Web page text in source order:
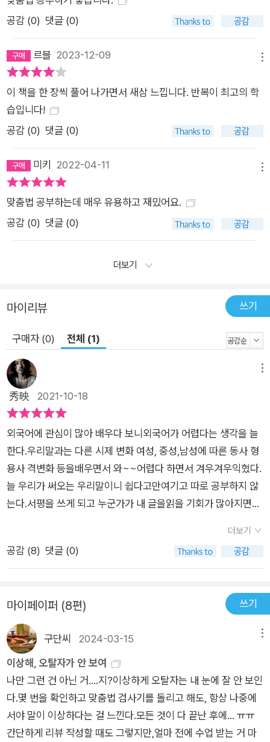
공감 (0) 댓글 (0)
르블 2023-12-09
이 책을 한 장씩 풀어 나가면서 새삼 느낍니다. 반복이 최고의 학
습입니다!
공감 (0) 댓글 (0)
미키 2022-04-11
맞춤법 공부하는데 매우 유용하고 재밌어요.
공감 (0) 댓글 (0)
더보기
마이리뷰 쓰기
구매자 (0) 전체 (1)
秀映 2021-10-18
외국어에 관심이 많아 배우다 보니외국어가 어렵다는 생각을 늘
한다.우리말과는 다른 시제 변화 여성, 중성,남성에 따른 동사 형
용사 격변화 등을배우면서 와~~어렵다 하면서 겨우겨우익혔다.
늘 우리가 써오는 우리말이니 쉽다고만여기고 따로 공부하지 않
는다.서평을 쓰게 되고 누군가가 내 글을읽을 기회가 많아지면서
국어보다 더 어렵다.적힌 글과 발음이 다르기 때문에 맞춤법을잘
알아야 한다.이 책을 읽기 전 다른 책들도 여러 권 읽었고책이 쉬
뿔사! 이거 만만찮구나하는 예감이 들었다.쉽게 읽으려면 눈으로
대충 읽으면 된다.그렇지만 진지하게 우리말을 공부하고자한다
면 일일이 문제를 직접 풀어보고 답을맞춰봐야한다.이 책은 맞춤
법, 띄워쓰기, 외래어 표기이렇게 3부분으로 나누어 계속 반복해
서 문제를 풀게 되어있다.일일이 문제를 풀다보니 책 한 권 보는
시간이 정말 길었다.9월 29일에 읽기 시작해서 오늘 완독했다.우
리말 공부에 관심이 있는 사람에게이 책을 추천한다.여전히 헷갈
리고 어렵지만 자꾸 읽고 쓰다보면 우리말을 제대로 잘 쓸 수있을
것이라는 희망을 품고 우리말 공부를 꾸준히 해보련다우리말을
더보기
공감 (8) 댓글 (0)
마이페이퍼 (8편) 쓰기
구단씨 2024-03-15
이상해, 오탈자가 안 보여
나만 그런 건 아닌 거....지?이상하게 오탈자는 내 눈에 잘 안 보인
다.몇 번을 확인하고 맞춤법 검사기를 돌리고 해도, 항상 나중에
서야 말이 이상하다는 걸 느낀다.모든 것이 다 끝난 후에... ㅠㅠ
간단하게 리뷰 작성할 때도 그렇지만,얼마 전에 수업 받는 거 마